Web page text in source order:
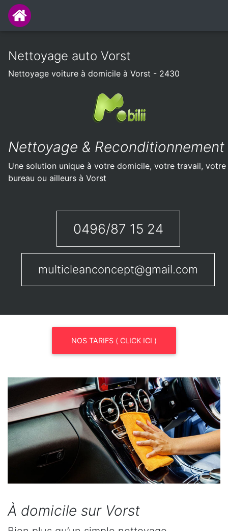
Nettoyage auto Vorst
Nettoyage voiture à domicile à Vorst - 2430
Nettoyage & Reconditionnement
Une solution unique à votre domicile, votre travail, votre
bureau ou ailleurs à Vorst
0496/87 15 24
multicleanconcept@gmail.com
NOS TARIFS ( CLICK ICI )
À domicile sur Vorst